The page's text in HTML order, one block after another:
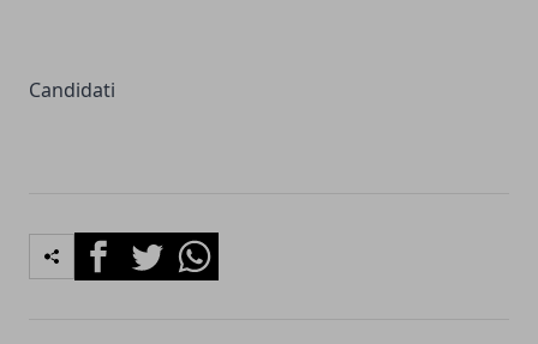
Candidati
FacebookTwitterWhatsapp